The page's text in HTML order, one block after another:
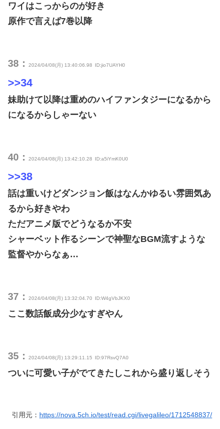
ワイはこっからのが好き
原作で言えば7巻以降
38： 2024/04/08(月) 13:40:06.98 ID:jio7UAYH0
>>34
妹助けて以降は重めのハイファンタジーになるから
になるからしゃーない
40： 2024/04/08(月) 13:42:10.28 ID:a5iYmK0U0
>>38
話は重いけどダンジョン飯はなんかゆるい雰囲気あ
るから好きやわ
ただアニメ版でどうなるか不安
シャーベット作るシーンで神聖なBGM流すような
監督やからなぁ…
37： 2024/04/08(月) 13:32:04.70 ID:W4gVbJKX0
ここ数話飯成分少なすぎやん
35： 2024/04/08(月) 13:29:11.15 ID:97RsvQ7A0
ついに可愛い子がでてきたしこれから盛り返しそう
引用元： https://nova.5ch.io/test/read.cgi/livegalileo/1712548837/